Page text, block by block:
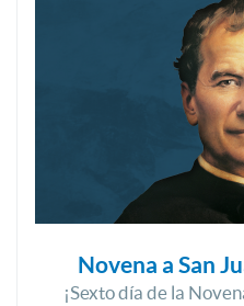
Novena a San
¡Sexto día de la